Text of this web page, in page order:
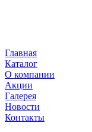
Главная
Каталог
О компании
Акции
Галерея
Новости
Контакты